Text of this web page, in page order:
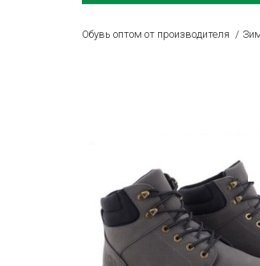
Обувь оптом от производителя